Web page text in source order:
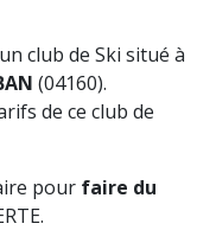
club de Ski situé à
(04160).
de ce club de
pour faire du